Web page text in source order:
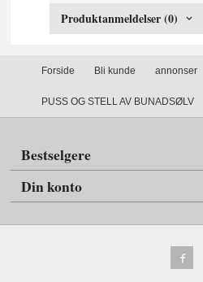
Produktanmeldelser (0)
Forside Bli kunde annonser
PUSS OG STELL AV BUNADSØLV
Bestselgere
Din konto